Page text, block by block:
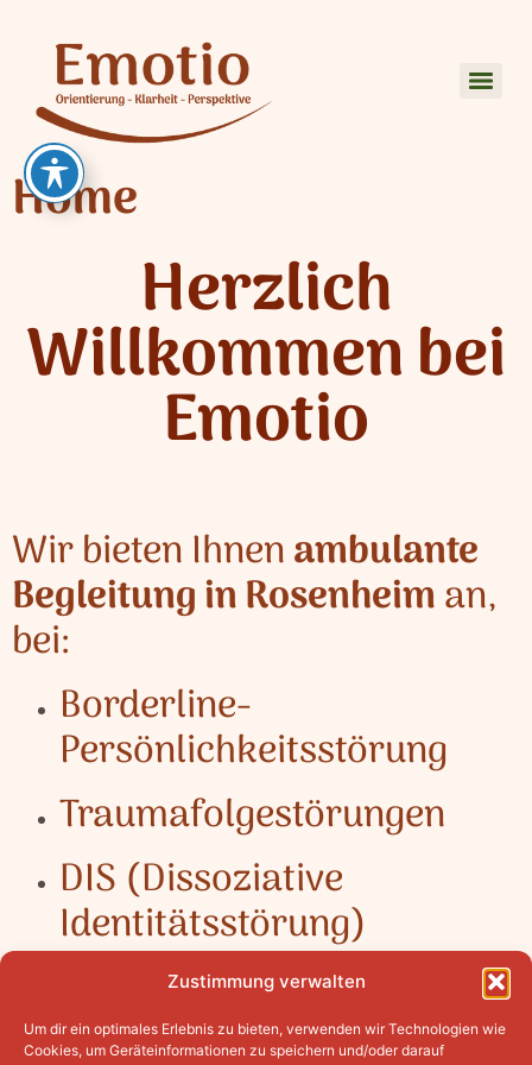
Zustimmung verwalten
Um dir ein optimales Erlebnis zu bieten, verwenden wir Technologien wie
Cookies, um Geräteinformationen zu speichern und/oder darauf
Home
Herzlich
Willkommen bei
Emotio
Wir bieten Ihnenambulante
Begleitung in Rosenheiman,
bei:
Borderline-
Persönlichkeitsstörung
Traumafolgestörungen
DIS (Dissoziative
Identitätsstörung)
Hier finden Sie unseren Flyer für Interessenten: